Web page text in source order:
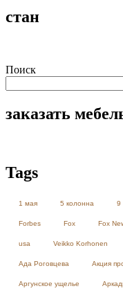
стан
Поиск
заказать
Tags
1 мая 5 колонна 9
Forbes Fox Fox
usa Veikko Korhonen
Ада Роговцева Акция
Аргунское ущелье